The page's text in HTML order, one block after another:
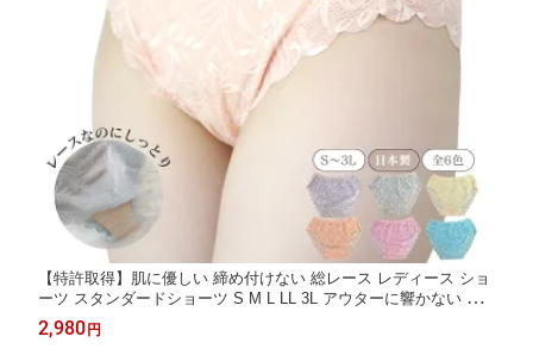
【特許取得】肌に優しい 締め付けない 総レース レディース ショ
ーツ スタンダードショーツ S M L LL 3L アウターに響かない シ
ョーツ ふんどしショーツ ふんどしパンツ ナイトウェア シームレ
ス
2,980円